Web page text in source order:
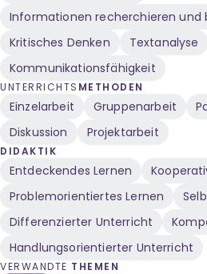
Informationen recherchieren und
Kritisches Denken
Textanalyse
Kommunikationsfähigkeit
UNTERRICHTS METHODEN
Einzelarbeit Gruppenarbeit
Diskussion
Projektarbeit
DIDAKTIK
Entdeckendes Lernen
Problemorientiertes Lernen
Differenzierter Unterricht
Handlungsorientierter Unterricht
VERWANDTE THEMEN